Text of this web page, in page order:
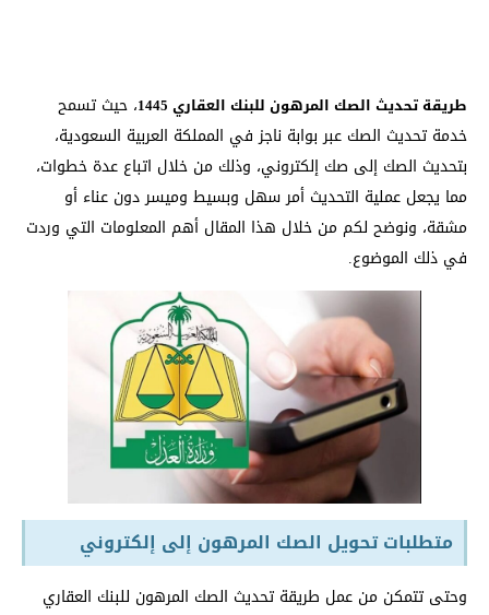
طريقة تحديث الصك المرهون للبنك العقاري 1445
، حيث تسمح
خدمة تحديث الصك عبر بوابة ناجز في المملكة العربية السعودية،
بتحديث الصك إلى صك إلكتروني، وذلك من خلال اتباع عدة خطوات،
مما يجعل عملية التحديث أمر سهل وبسيط وميسر دون عناء أو
مشقة، ونوضح لكم من خلال هذا المقال أهم المعلومات التي وردت
في ذلك الموضوع.
متطلبات تحويل الصك المرهون إلى إلكتروني
وحتى تتمكن من عمل طريقة تحديث الصك المرهون للبنك العقاري